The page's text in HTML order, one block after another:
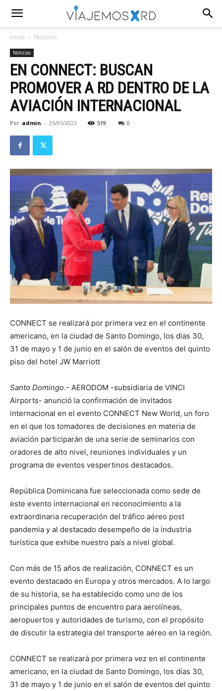
Inicio Noticias
Noticias
EN CONNECT: BUSCAN
PROMOVER A RD DENTRO DE LA
AVIACIÓN INTERNACIONAL
Por admin - 25/05/2023 519 0
CONNECT se realizará por primera vez en el continente
americano, en la ciudad de Santo Domingo, los días 30,
31 de mayo y 1 de junio en el salón de eventos del quinto
piso del hotel JW Marriott
Santo Domingo.- AERODOM -subsidiaria de VINCI
Airports- anunció la confirmación de invitados
internacional en el evento CONNECT New World, un foro
en el que los tomadores de decisiones en materia de
aviación participarán de una serie de seminarios con
oradores de alto nivel, reuniones individuales y un
programa de eventos vespertinos destacados.
República Dominicana fue seleccionada como sede de
este evento internacional en reconocimiento a la
extraordinaria recuperación del tráfico aéreo post
pandemia y al destacado desempeño de la industria
turística que exhibe nuestro país a nivel global.
Con más de 15 años de realización, CONNECT es un
evento destacado en Europa y otros mercados. A lo largo
de su historia, se ha establecido como uno de los
principales puntos de encuentro para aerolíneas,
aeropuertos y autoridades de turismo, con el propósito
de discutir la estrategia del transporte aéreo en la región.
CONNECT se realizará por primera vez en el continente
americano, en la ciudad de Santo Domingo, los días 30,
31 de mayo y 1 de junio en el salón de eventos del quinto